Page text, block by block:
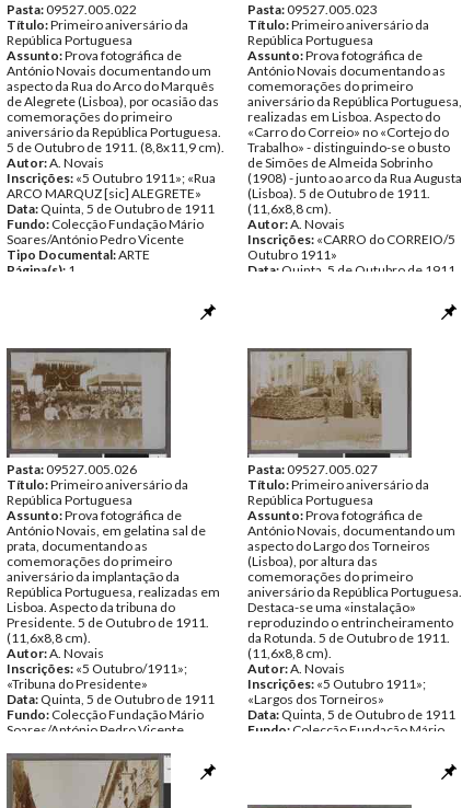
Pasta:09527.005.022
Título:Primeiro aniversário da
República Portuguesa
Assunto:Prova fotográfica de
António Novais documentando um
aspecto da Rua do Arco do Marquês
de Alegrete (Lisboa), por ocasião das
comemorações do primeiro
aniversário da República Portuguesa.
5 de Outubro de 1911. (8,8x11,9 cm).
Autor:A. Novais
Inscrições: «5 Outubro 1911»; «Rua
ARCO MARQUZ [sic] ALEGRETE»
Data: Quinta, 5 de Outubro de 1911
Fundo: Colecção Fundação Mário
Soares/António Pedro Vicente
Tipo Documental:ARTE
Página(s): 1
Pasta:09527.005.023
Título:Primeiro aniversário da
República Portuguesa
Assunto:Prova fotográfica de
António Novais documentando as
comemorações do primeiro
aniversário da República Portuguesa,
realizadas em Lisboa. Aspecto do
«Carro do Correio» no «Cortejo do
Trabalho» - distinguindo-se o busto
de Simões de Almeida Sobrinho
(1908) - junto ao arco da Rua Augusta
(Lisboa). 5 de Outubro de 1911.
(11,6x8,8 cm).
Autor:A. Novais
Inscrições: «CARRO do CORREIO/5
Outubro 1911»
Data: Quinta, 5 de Outubro de 1911
Pasta:09527.005.026
Título:Primeiro aniversário da
República Portuguesa
Assunto:Prova fotográfica de
António Novais, em gelatina sal de
prata, documentando as
comemorações do primeiro
aniversário da implantação da
República Portuguesa, realizadas em
Lisboa. Aspecto da tribuna do
Presidente. 5 de Outubro de 1911.
(11,6x8,8 cm).
Autor:A. Novais
Inscrições: «5 Outubro/1911»;
«Tribuna do Presidente»
Data: Quinta, 5 de Outubro de 1911
Fundo: Colecção Fundação Mário
Soares/António Pedro Vicente
Página(s):1
Pasta:09527.005.027
Título:Primeiro aniversário da
República Portuguesa
Assunto:Prova fotográfica de
António Novais, documentando um
aspecto do Largo dos Torneiros
(Lisboa), por altura das
comemorações do primeiro
aniversário da República Portuguesa.
Destaca-se uma «instalação»
reproduzindo o entrincheiramento
da Rotunda. 5 de Outubro de 1911.
(11,6x8,8 cm).
Autor:A. Novais
Inscrições: «5 Outubro 1911»;
«Largos dos Torneiros»
Data: Quinta, 5 de Outubro de 1911
Fundo: Colecção Fundação Mário